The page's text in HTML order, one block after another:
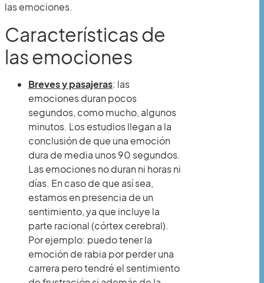
las emociones.
Características de
las emociones
Breves y pasajeras: las
emociones duran pocos
segundos, como mucho, algunos
minutos. Los estudios llegan a la
conclusión de que una emoción
dura de media unos 90 segundos.
Las emociones no duran ni horas ni
días. En caso de que así sea,
estamos en presencia de un
sentimiento, ya que incluye la
parte racional (córtex cerebral).
Por ejemplo: puedo tener la
emoción de rabia por perder una
carrera pero tendré el sentimiento